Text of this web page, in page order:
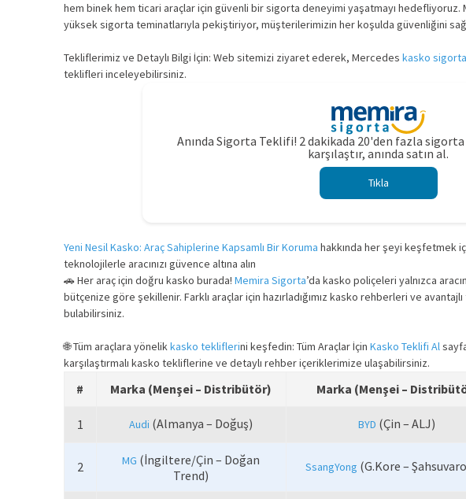
hem binek hem ticari araçlar için güvenli bir sigorta deneyimi yaşatmayı hedefliyoruz.
yüksek sigorta teminatlarıyla pekiştiriyor, müşterilerimizin her koşulda güvenliğini
Tekliflerimiz ve Detaylı Bilgi İçin: Web sitemizi ziyaret ederek, Mercedes kasko
teklifleri inceleyebilirsiniz.
Anında Sigorta Teklifi! 2 dakikada 20'den fazla
karşılaştır, anında satın al.
Tıkla
Yeni Nesil Kasko: Araç Sahiplerine Kapsamlı Bir Koruma hakkında her şeyi keşfetmek
teknolojilerle aracınızı güvence altına alın
🚗 Her araç için doğru kasko burada! Memira Sigorta’da kasko poliçeleri yalnızca
bütçenize göre şekillenir. Farklı araçlar için hazırladığımız kasko rehberleri ve
bulabilirsiniz.
🌐 Tüm araçlara yönelik kasko tekliflerini keşfedin: Tüm Araçlar İçin Kasko Teklifi Al
karşılaştırmalı kasko tekliflerine ve detaylı rehber içeriklerimize ulaşabilirsiniz.
# Marka (Menşei – Distribütör) Marka (Menşei –
1 Audi (Almanya – Doğuş) BYD (Çin – ALJ)
2 MG (İngiltere/Çin – Doğan
Trend)
SsangYong (G.Kore –